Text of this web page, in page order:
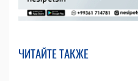
ЧИТАЙТЕ ТАКЖЕ